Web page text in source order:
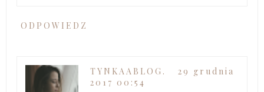
ODPOWIEDZ
TYNKAABLOG.
29 grudnia
2017 00:54